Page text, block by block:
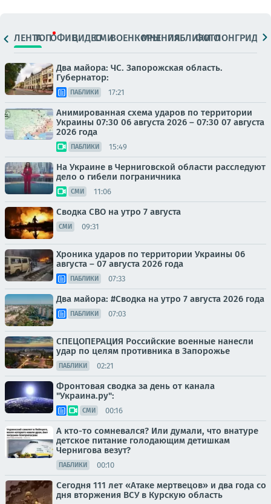
ЛЕНТАТОПОФИЦ.ВИДЕОСМИВОЕНКОРЫМНЕНИЯПАБЛИКИ
ФОТОЛОНГРИДЫ
Два майора: ЧС. Запорожская область.
Губернатор:
ПАБЛИКИ 17:21
Анимированная схема ударов по территории
Украины 07:30 06 августа 2026 – 07:30 07 августа
2026 года
ПАБЛИКИ 15:49
На Украине в Черниговской области расследуют
дело о гибели пограничника
СМИ 11:06
Сводка СВО на утро 7 августа
СМИ 09:31
Хроника ударов по территории Украины 06
августа – 07 августа 2026 года
ПАБЛИКИ 07:33
Два майора: #Сводка на утро 7 августа 2026 года
ПАБЛИКИ 07:03
СПЕЦОПЕРАЦИЯ Российские военные нанесли
удар по целям противника в Запорожье
ПАБЛИКИ 02:21
Фронтовая сводка за день от канала
"Украина.ру":
СМИ 00:16
А кто-то сомневался? Или думали, что внатуре
детское питание голодающим детишкам
Чернигова везут?
ПАБЛИКИ 00:10
Сегодня 111 лет «Атаке мертвецов» и два года со
дня вторжения ВСУ в Курскую область